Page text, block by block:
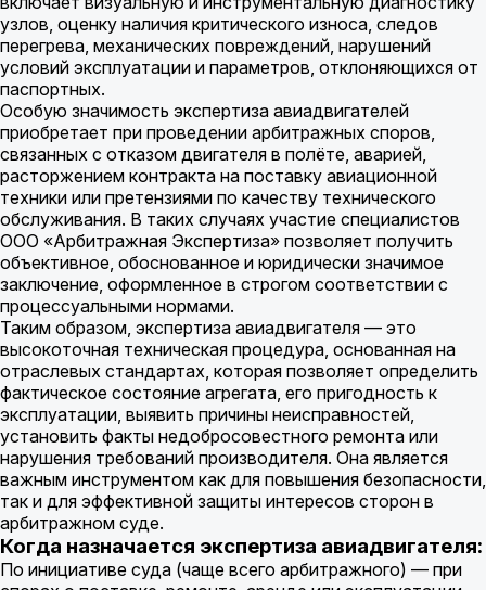
узлов, оценку наличия критического износа, следов
перегрева, механических повреждений, нарушений
условий эксплуатации и параметров, отклоняющихся от
паспортных.
Особую значимость экспертиза авиадвигателей
приобретает при проведении арбитражных споров,
связанных с отказом двигателя в полёте, аварией,
расторжением контракта на поставку авиационной
техники или претензиями по качеству технического
обслуживания. В таких случаях участие специалистов
ООО «Арбитражная Экспертиза» позволяет получить
объективное, обоснованное и юридически значимое
заключение, оформленное в строгом соответствии с
процессуальными нормами.
Таким образом, экспертиза авиадвигателя — это
высокоточная техническая процедура, основанная на
отраслевых стандартах, которая позволяет определить
фактическое состояние агрегата, его пригодность к
эксплуатации, выявить причины неисправностей,
установить факты недобросовестного ремонта или
нарушения требований производителя. Она является
важным инструментом как для повышения безопасности,
так и для эффективной защиты интересов сторон в
арбитражном суде.
Когда назначается экспертиза авиадвигателя:
По инициативе суда (чаще всего арбитражного) — при